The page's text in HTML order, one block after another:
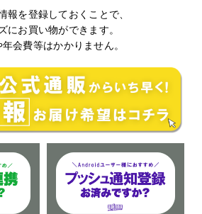
報を登録しておくことで、
にお買い物ができます。
年会費等はかかりません。